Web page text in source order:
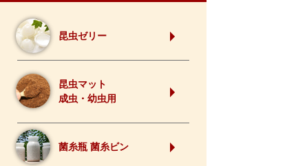
昆虫ゼリー
昆虫マット
成虫・幼虫用
菌糸瓶 菌糸ビン